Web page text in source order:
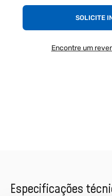
SOLICITE
Encontre um
Especificações